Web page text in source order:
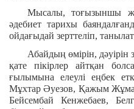
Мысалы, тоғызыншы
әдебиет тарихы
ойдағыдай зерттеліп,
Абайдың өмірін, дәуірін
қате пікірлер айтқан
ғылымына елеулі еңбек
Мұхтар Әуезов, Қажым
Бейсембай Кенжебаев,